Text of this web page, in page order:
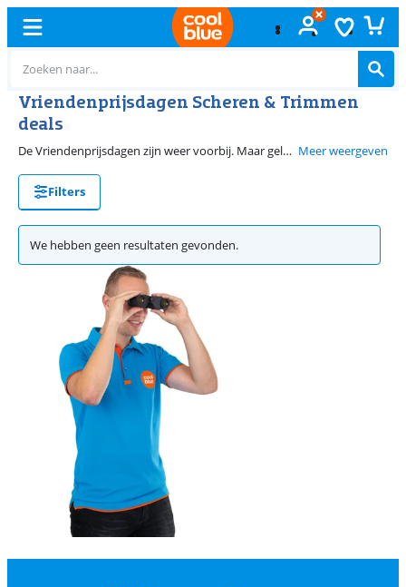
Vriendenprijsdagen Scheren & Trimmen
deals
De Vriendenprijsdagen zijn weer voorbij. Maar gelukkig hebben we bij Coolblue altijd mooie deals op scheerapparaten en trimmers. Zo ga je bijvoorbeeld voor een scheerapparaat of een baardtrimmer. Wil je jouw hoofdhaar bijwerken? Dan kies je een tondeuse. Meer weergeven
Filters
We hebben geen resultaten gevonden.